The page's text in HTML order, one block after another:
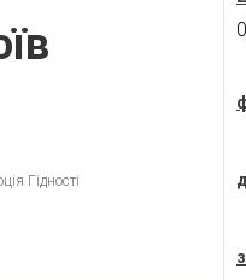
Гідності